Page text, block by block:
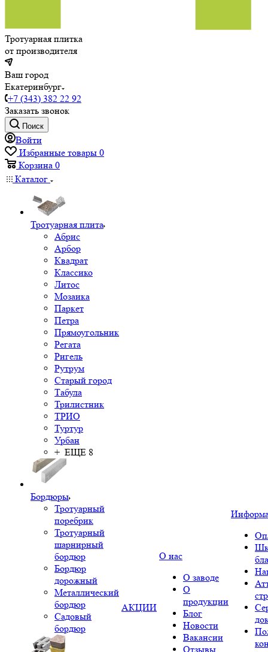
Тротуарная плитка
от производителя
Ваш город
Екатеринбург
+7 (343) 382 22 92
Заказать звонок
Поиск
Войти
Избранные товары 0
Корзина 0
Каталог
Тротуарная плита
Абрис
Арбор
Квадрат
Классико
Литос
Мозаика
Паркет
Петра
Прямоугольник
Регата
Ригель
Рутрум
Старый город
Табула
Трилистник
ТРИО
Туртур
Урбан
+ ЕЩЕ 8
Бордюры
Тротуарный
поребрик
Тротуарный
шарнирный
бордюр
Бордюр
дорожный
Металлический
бордюр
Садовый
бордюр
АКЦИИ
О нас
О заводе
О
продукции
Блог
Новости
Вакансии
Отзывы